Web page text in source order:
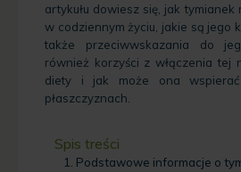
artykułu dowiesz się, jak
w codziennym życiu, jakie są jego
także przeciwwskazania do
również korzyści z włączenia tej
diety i jak może ona
płaszczyznach.
Spis treści
Podstawowe informacje o